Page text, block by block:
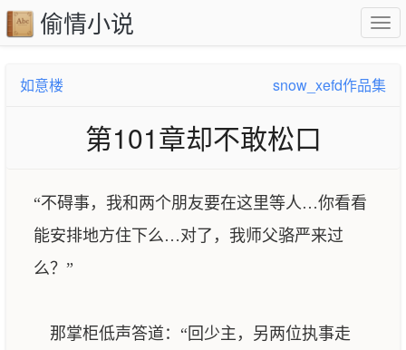
偷情小说
如意楼 snow_xefd作品集
第101章却不敢松口
“不碍事，我和两个朋友要在这里等人…你看看
能安排地方住下么…对了，我师父骆严来过
么？”
那掌柜低声答道：“回少主，另两位执事走